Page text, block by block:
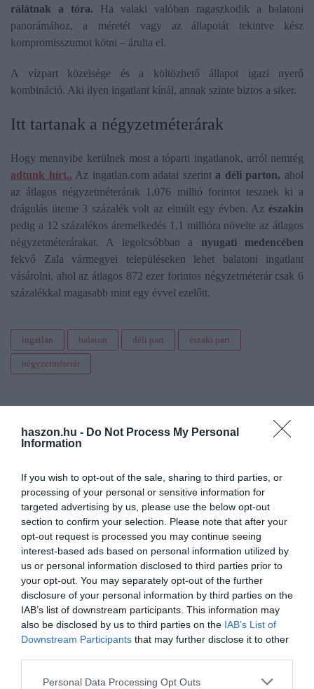
haszon.hu - Do Not Process My Personal
Information
If you wish to opt-out of the sale, sharing to third parties, or
processing of your personal or sensitive information for
targeted advertising by us, please use the below opt-out
section to confirm your selection. Please note that after your
opt-out request is processed you may continue seeing
interest-based ads based on personal information utilized by
us or personal information disclosed to third parties prior to
your opt-out. You may separately opt-out of the further
disclosure of your personal information by third parties on the
IAB’s list of downstream participants. This information may
also be disclosed by us to third parties on the IAB’s List of
Downstream Participants that may further disclose it to other
Please note that this website/app uses one or more Google
Personal Data Processing Opt Outs
rálátnak a tóra. Ha valaki valóban ragaszkodik a balatoni
panorámához, a méretét vagy az állapotát tekintve kész
kompromisszumot kötni – árulta el.
A vízpart közelsége és a költözhető állapot igazi nyerő
kombináció. Aki ilyen ingatlant kínál, annak szinte biztos a siker.
Itt tartanak a négyzetméterárak
Hogy mennyibe kerülnek most a tóparti ingatlanok, arról nemrég
adtunk hírt.. Az ingatlan.com adatai szerint a déli parton, ahol
az átlagos négyzetméterárak 1,076 millió forintot tesznek ki a
drágulás üteme 3 százalék volt az elmúlt egy évben. Az északin
pedig a 12 százalékos áremelkedés 1,1 millióra növelte az átlagos
négyzetméterárakat. A legolcsóbban a nyugati medencében
fekvő Zala vármegyei településeken lehet balatoni ingatlant
vásárolni, ahol az átlagos 872 ezer forintos négyzetméterár csak 6
százalékkal magasabb mint egy évvel ezelőtt.
ingatlan balaton déli part északi part
négyzetméterár